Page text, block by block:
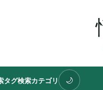
タグ検索カテゴリ 🌙